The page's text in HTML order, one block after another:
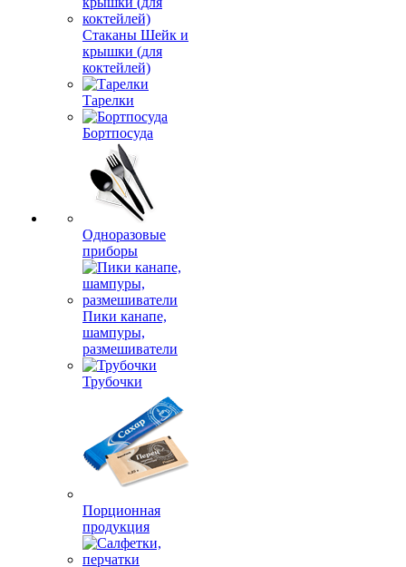
Стаканы Шейк и
крышки (для
коктейлей)
Тарелки
Бортпосуда
Одноразовые
приборы
Пики канапе,
шампуры,
размешиватели
Трубочки
Порционная
продукция